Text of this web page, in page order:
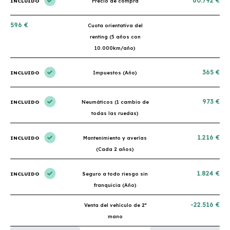
596 €
Cuota orientativa del
renting (5 años con
10.000km/año)
INCLUIDO Impuestos (Año) 365 €
INCLUIDO
Neumáticos (1 cambio de
todas las ruedas)
973 €
INCLUIDO
Mantenimiento y averías
(Cada 2 años)
1.216 €
INCLUIDO
Seguro a todo riesgo sin
franquicia (Año)
1.824 €
Venta del vehículo de 2ª
mano
-22.516 €